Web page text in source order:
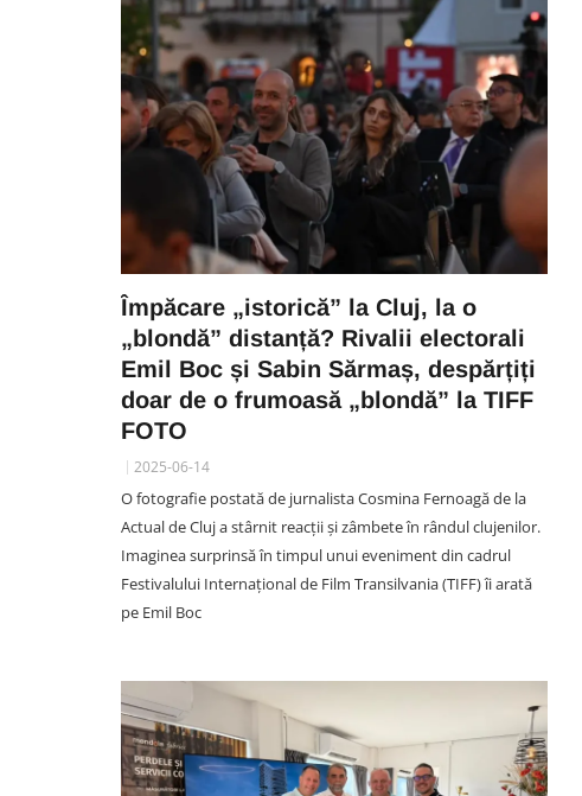
Împăcare „istorică” la Cluj, la o
„blondă” distanță? Rivalii electorali
Emil Boc și Sabin Sărmaș, despărțiți
doar de o frumoasă „blondă” la TIFF
FOTO
2025-06-14
O fotografie postată de jurnalista Cosmina Fernoagă de la
Actual de Cluj a stârnit reacții și zâmbete în rândul clujenilor.
Imaginea surprinsă în timpul unui eveniment din cadrul
Festivalului Internațional de Film Transilvania (TIFF) îi arată
pe Emil Boc
UNTOLD FESTIVAL CLUJ
Primele bilete la UNTOLD 2027
se pun în vânzare în această
seară. Preț special de 75 de euro
08 August 14:41
UNTOLD 2026 și au ridicat
ștacheta! Costumațiile lor au
întors multe capete în prima zi
de festival. Vouă care v-au